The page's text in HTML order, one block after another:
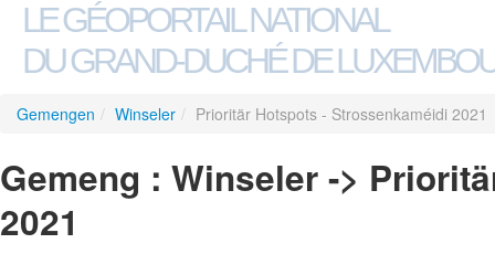
LE GÉOPORTAIL NATIONAL
DU GRAND-DUCHÉ DE
Gemengen / Winseler / Prioritär Hotspots - Strossenkaméidi 2021
Gemeng : Winseler ->
2021